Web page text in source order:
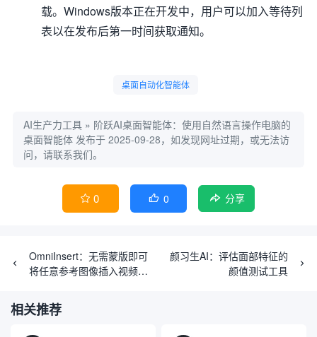
载。Windows版本正在开发中，用户可以加入等待列
表以在发布后第一时间获取通知。
桌面自动化智能体
AI生产力工具 » 阶跃AI桌面智能体：使用自然语言操作电脑的
桌面智能体 发布于 2025-09-28，如发现网址过期，或无法访
问，请联系我们。
 0  0 分享
OmniInsert：无需蒙版即可
将任意参考图像插入视频的
颜习生AI：评估面部特征的
颜值测试工具
相关推荐